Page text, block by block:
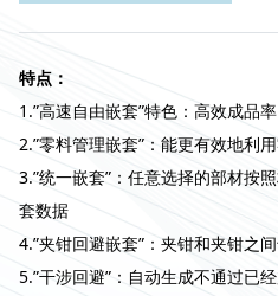
特点：
1.”高速自由嵌套”特色：高效成品率
2.”零料管理嵌套”：能更有效地利
3.”统一嵌套”：任意选择的部材按
套数据
4.”夹钳回避嵌套”：夹钳和夹钳之
5.”干涉回避”：自动生成不通过已